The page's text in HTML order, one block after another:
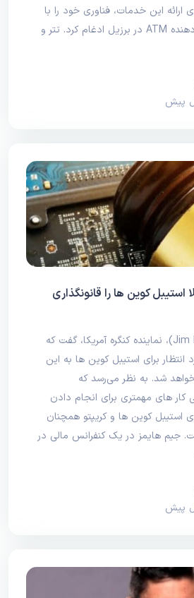
ارائه این خدمات، فناوری خود را با
Tecban، یک ارائه‌ دهنده ATM در برزیل ادغام کرد. تتر و
استیبل کوین ها را قانونگذاری
جیم هایمز (Jim Himes)، نماینده کنگره آمریکا، گفت که
انتظار برای استیبل کوین ها به این
شد. به نظر می‌رسد که
کار های مهمتری برای انجام دادن
استیبل‌ کوین ها و کریپتو همچنان
جیم هایمز در یک کنفرانس مالی در